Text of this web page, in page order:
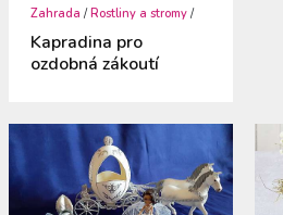
Zahrada / Rostliny a stromy /
Kapradina pro
ozdobná zákoutí